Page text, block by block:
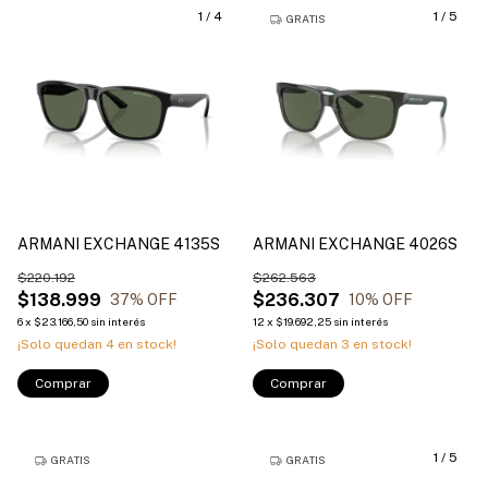
1 / 4
ARMANI EXCHANGE 4135S
$138.999
$220.192
37% OFF
6x $23.166,50 sin interés
¡Solo quedan 4 en stock!
Comprar
1 / 5
GRATIS
ARMANI EXCHANGE 4026S
$236.307
$262.563
10% OFF
12 x $19.692,25 sin interés
¡Solo quedan 3 en stock!
Comprar
GRATIS 1 / 5
GRATIS